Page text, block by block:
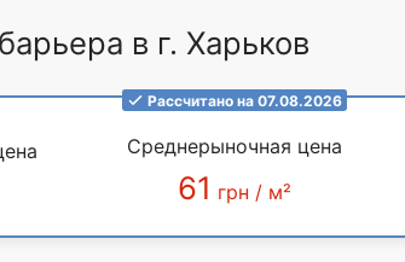
в г. Харьков
Рассчитано на 07.08.2026
Среднерыночная цена
61 грн / м²